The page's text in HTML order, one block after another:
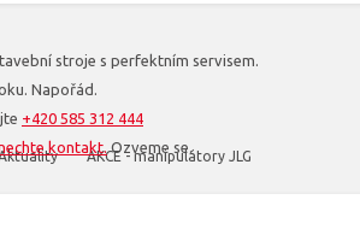
stroje s perfektním servisem.
Napořád.
+420 585 312 444
kontakt.Ozveme se.
AKCE - manipulátory JLG